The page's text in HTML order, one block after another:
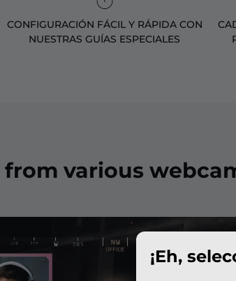
¡Eh,
CONFIGURACIÓN FÁCIL Y RÁPIDA CON
NUESTRAS GUÍAS ESPECIALES
from various